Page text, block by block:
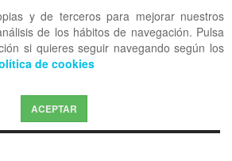
y de terceros para mejorar nuestros
de los hábitos de navegación. Pulsa
si quieres seguir navegando según los
de cookies
ACEPTAR